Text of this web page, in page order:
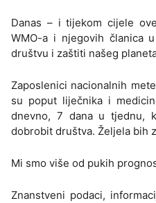
Danas – i tijekom cijele
WMO-a i njegovih članica
društvu i zaštiti našeg
Zaposlenici nacionalnih
su poput liječnika i
dnevno, 7 dana u tjednu,
dobrobit društva. Željela bih
Mi smo više od pukih
Znanstveni podaci,